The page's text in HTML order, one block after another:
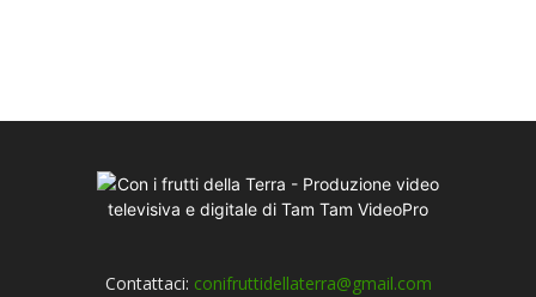
Contattaci: conifruttidellaterra@gmail.com